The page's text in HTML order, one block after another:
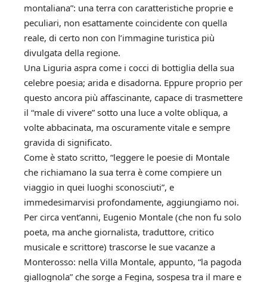
montaliana”: una terra con caratteristiche proprie e
peculiari, non esattamente coincidente con quella
reale, di certo non con l’immagine turistica più
divulgata della regione.
Una Liguria aspra come i cocci di bottiglia della sua
celebre poesia; arida e disadorna. Eppure proprio per
questo ancora più affascinante, capace di trasmettere
il “male di vivere” sotto una luce a volte obliqua, a
volte abbacinata, ma oscuramente vitale e sempre
gravida di significato.
Come è stato scritto, “leggere le poesie di Montale
che richiamano la sua terra è come compiere un
viaggio in quei luoghi sconosciuti”, e
immedesimarvisi profondamente, aggiungiamo noi.
Per circa vent’anni, Eugenio Montale (che non fu solo
poeta, ma anche giornalista, traduttore, critico
musicale e scrittore) trascorse le sue vacanze a
Monterosso: nella Villa Montale, appunto, “la pagoda
giallognola” che sorge a Fegina, sospesa tra il mare e